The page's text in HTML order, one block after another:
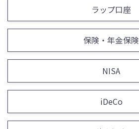
ラップ口座
保険・年金保険
NISA
iDeCo